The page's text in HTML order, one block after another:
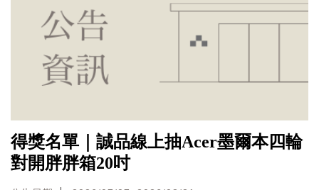
得獎名單｜誠品線上抽Acer墨爾本四輪
對開胖胖箱20吋